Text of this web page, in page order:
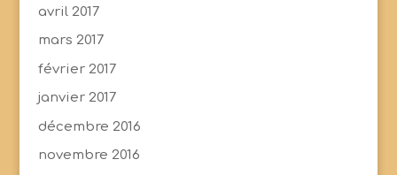
avril 2017
mars 2017
février 2017
janvier 2017
décembre 2016
novembre 2016